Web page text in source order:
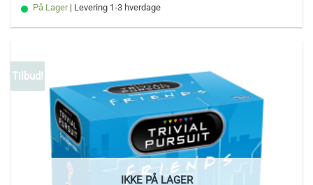
På Lager | Levering 1-3 hverdage
Tilbud!
IKKE PÅ LAGER